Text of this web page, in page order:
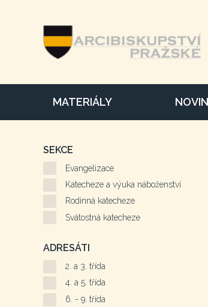
MATERIÁLY
SEKCE
Evangelizace
Katecheze a výuka náboženství
Rodinná katecheze
Svátostná katecheze
ADRESÁTI
2. a 3. třída
4. a 5. třída
6. - 9. třída